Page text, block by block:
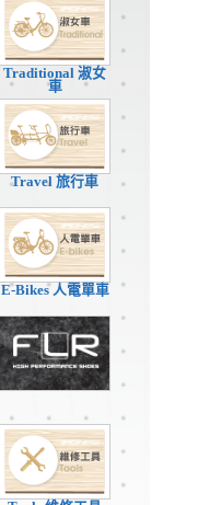
Traditional 淑女
車
Travel 旅行車
E-Bikes 人電單車